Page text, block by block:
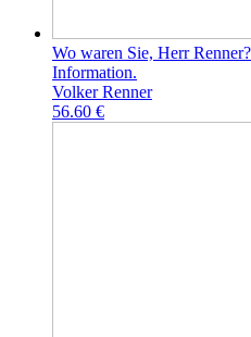
Wo waren Sie, Herr
Information.
Volker Renner
56.60 €